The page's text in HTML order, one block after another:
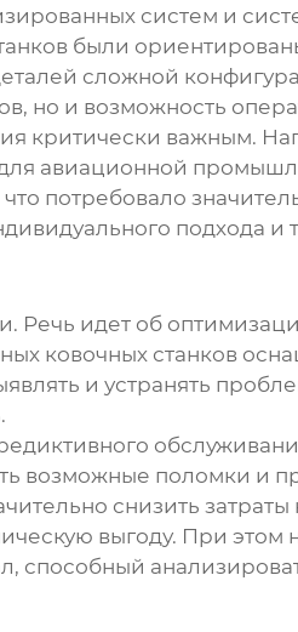
систем и
были
сложной
но и возможность
критически важным.
авиационной
потребовало
подхода
Речь идет об
ковочных станков
и устранять
возможные поломки и
снизить
выгоду. При этом
способный